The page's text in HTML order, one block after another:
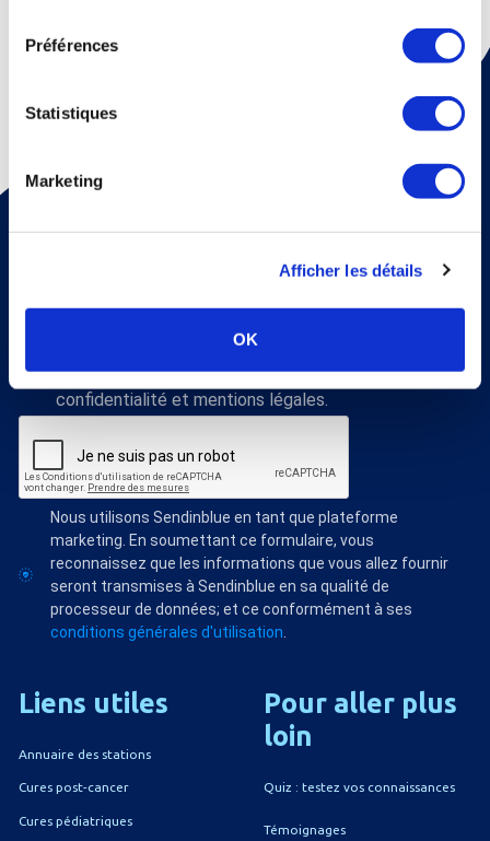
Préférences
Statistiques
Marketing
Afficher les détails
OK
Pour recevoir une fois par mois un mail d'information sur
Veuillez renseigner votre adresse email pour vous inscrire. Ex. :
avoir pris connaissance de votre politique de
confidentialité et mentions légales.
Nous utilisons Sendinblue en tant que plateforme
marketing. En soumettant ce formulaire, vous
reconnaissez que les informations que vous allez fournir
seront transmises à Sendinblue en sa qualité de
processeur de données; et ce conformément à ses
conditions générales d'utilisation
Liens utiles
Annuaire des stations
Cures post-cancer
Cures pédiatriques
Pour aller plus
loin
Quiz : testez vos connaissances
Témoignages